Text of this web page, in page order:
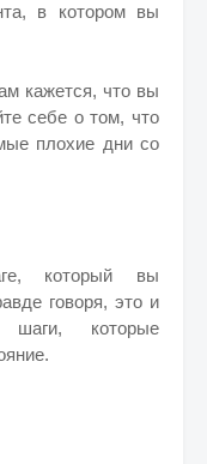
в котором вы
кажется, что вы
себе о том, что
плохие дни со
который вы
говоря, это и
которые